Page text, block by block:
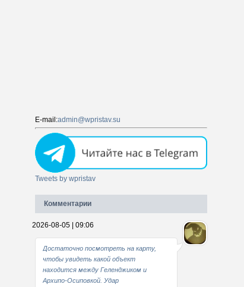
E-mail:admin@wpristav.su
Tweets by wpristav
Комментарии
2026-08-05 | 09:06
Достаточно посмотреть на карту,
чтобы увидеть какой объект
находится между Геленджиком и
Архипо-Осиповкой. Удар